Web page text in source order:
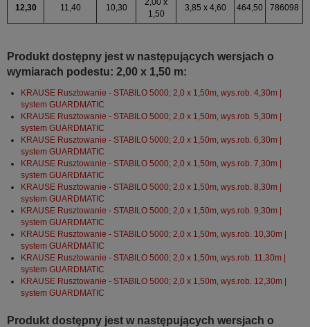
12,30 11,40 10,30
2,00 x
1,50
3,85 x 4,60 464,50 786098
Produkt dostępny jest w następujących wersjach o
wymiarach podestu: 2,00 x 1,50 m:
KRAUSE Rusztowanie - STABILO 5000; 2,0 x 1,50m, wys.rob. 4,30m |
system GUARDMATIC
KRAUSE Rusztowanie - STABILO 5000; 2,0 x 1,50m, wys.rob. 5,30m |
system GUARDMATIC
KRAUSE Rusztowanie - STABILO 5000; 2,0 x 1,50m, wys.rob. 6,30m |
system GUARDMATIC
KRAUSE Rusztowanie - STABILO 5000; 2,0 x 1,50m, wys.rob. 7,30m |
system GUARDMATIC
KRAUSE Rusztowanie - STABILO 5000; 2,0 x 1,50m, wys.rob. 8,30m |
system GUARDMATIC
KRAUSE Rusztowanie - STABILO 5000; 2,0 x 1,50m, wys.rob. 9,30m |
system GUARDMATIC
KRAUSE Rusztowanie - STABILO 5000; 2,0 x 1,50m, wys.rob. 10,30m |
system GUARDMATIC
KRAUSE Rusztowanie - STABILO 5000; 2,0 x 1,50m, wys.rob. 11,30m |
system GUARDMATIC
KRAUSE Rusztowanie - STABILO 5000; 2,0 x 1,50m, wys.rob. 12,30m |
system GUARDMATIC
Produkt dostępny jest w następujących wersjach o